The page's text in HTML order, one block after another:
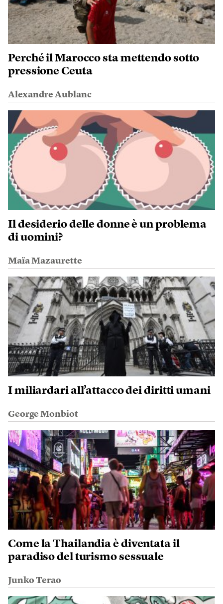
Perché il Marocco sta mettendo sotto
pressione Ceuta
Alexandre Aublanc
Il desiderio delle donne è un problema
di uomini?
Maïa Mazaurette
I miliardari all’attacco dei diritti umani
George Monbiot
Come la Thailandia è diventata il
paradiso del turismo sessuale
Junko Terao